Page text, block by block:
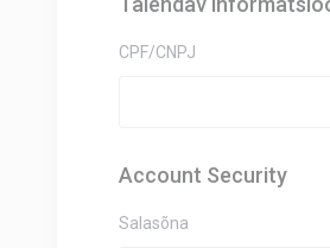
CPF/CNPJ
Account Security
Salasõna